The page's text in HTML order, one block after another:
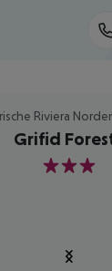
Riviera
Grifid
3